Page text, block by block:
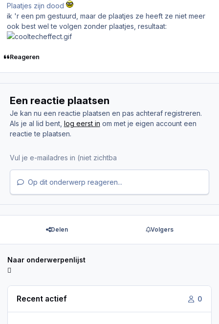
Plaatjes zijn dood
ik 'r een pm gestuurd, maar de plaatjes ze heeft ze niet meer
ook best wel te volgen zonder plaatjes, resultaat:
Reageren
Een reactie plaatsen
Je kan nu een reactie plaatsen en pas achteraf registreren.
Als je al lid bent, log eerst in om met je eigen account een
reactie te plaatsen.
Op dit onderwerp reageren...
Delen Volgers
Naar onderwerpenlijst
Recent actief 0